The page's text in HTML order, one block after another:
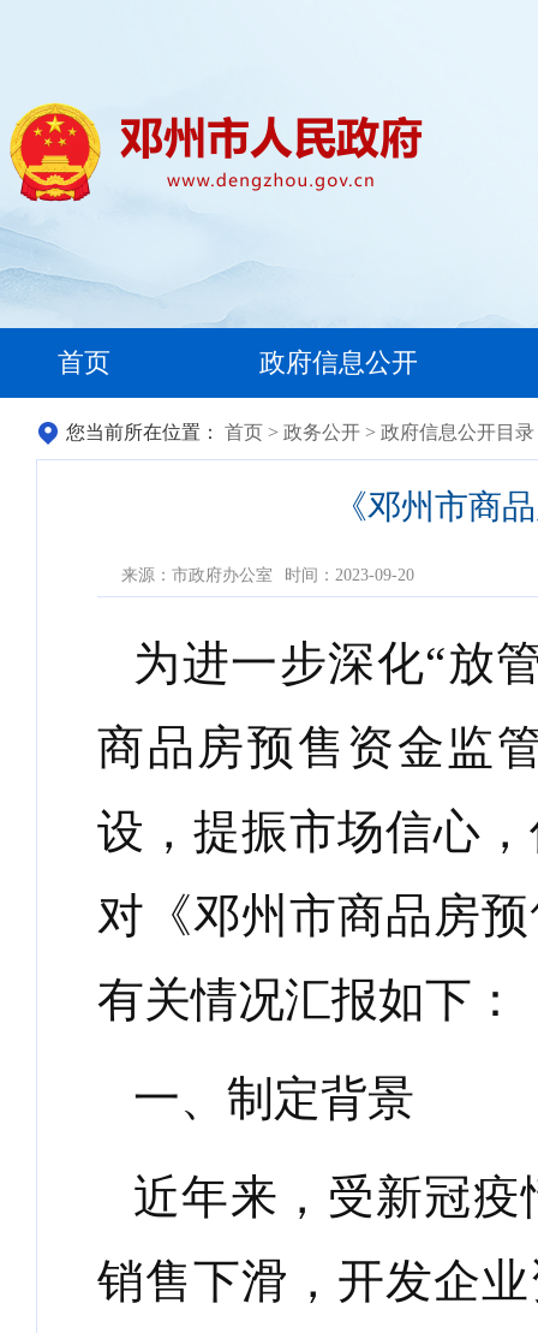
首页 政府信息公开
您当前所在位置： 首页 > 政务公开 > 政府信息公开目录
《邓州市商
来源：市政府办公室 时间：2023-09-20
为进一步深化“放
商品房预售资金监
设，提振市场信心
对《邓州市商品房
有关情况汇报如下：
一、制定背景
近年来，受新冠
销售下滑，开发企